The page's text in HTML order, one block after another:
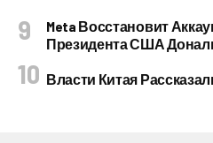
Meta Восстановит
Президента США
Власти Китая